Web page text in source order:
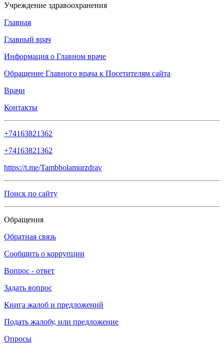
Учреждение здравоохранения
Главная
Главный врач
Информация о Главном враче
Обращение Главного врача к Посетителям сайта
Врачи
Контакты
+74163821362
+74163821362
https://t.me/Tambbolamurzdrav
Поиск по сайту
Обращения
Обратная связь
Сообщить о коррупции
Вопрос - ответ
Задать вопрос
Книга жалоб и предложений
Подать жалобу, или предложение
Опросы